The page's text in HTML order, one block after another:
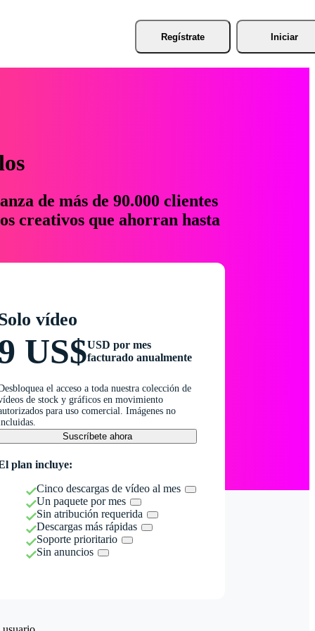
Regístrate Iniciar
de más de 90.000 clientes
creativos que ahorran hasta
vídeo
US$USD por mes
facturado anualmente
el acceso a toda nuestra colección de
de stock y gráficos en movimiento
para uso comercial. Imágenes no
Suscríbete ahora
plan incluye:
Cinco descargas de vídeo al mes
Un paquete por mes
Sin atribución requerida
Descargas más rápidas
Soporte prioritario
Sin anuncios